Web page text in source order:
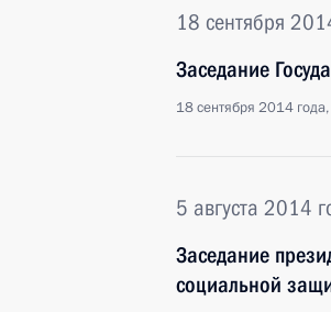
18 сентября
Заседание
18 сентября 2014
5 августа 2014
Заседание
социальной